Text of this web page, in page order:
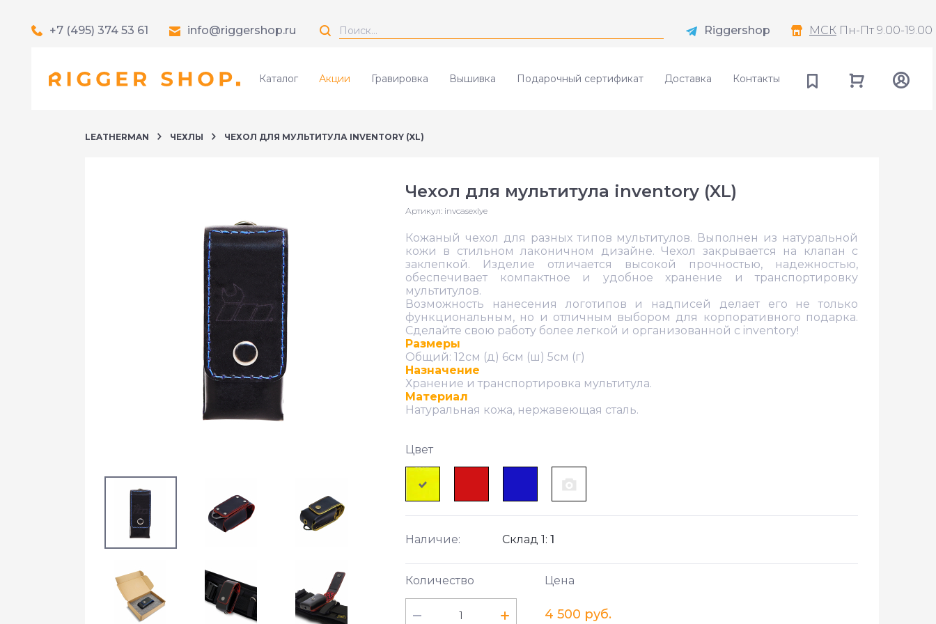
+7 (495) 374 53 61 info@riggershop.ru Riggershop МСК Пн-Пт 9.00-19.00
Каталог Акции Гравировка Вышивка Подарочный сертификат Доставка Контакты
LEATHERMAN ЧЕХЛЫ ЧЕХОЛ ДЛЯ МУЛЬТИТУЛА INVENTORY (XL)
Чехол для мультитула inventory (XL)
Артикул: invcasexlye
Кожаный чехол для разных типов мультитулов. Выполнен из натуральной
кожи в стильном лаконичном дизайне. Чехол закрывается на клапан с
заклепкой. Изделие отличается высокой прочностью, надежностью,
обеспечивает компактное и удобное хранение и транспортировку
мультитулов.
Возможность нанесения логотипов и надписей делает его не только
функциональным, но и отличным выбором для корпоративного подарка.
Сделайте свою работу более легкой и организованной с inventory!
Размеры
Общий: 12см (д) 6см (ш) 5см (г)
Назначение
Хранение и транспортировка мультитула.
Материал
Натуральная кожа, нержавеющая сталь.
Цвет
Наличие: Склад 1: 1
Количество Цена
4 500 руб.